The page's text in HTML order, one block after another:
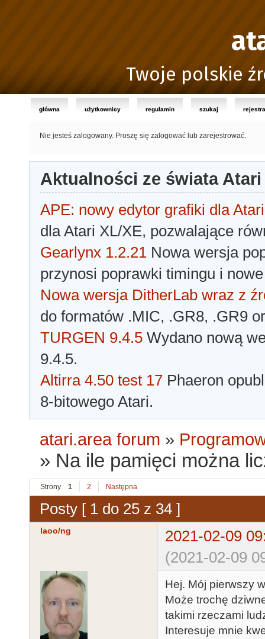
Twoje polskie
główna użytkownicy regulamin szukaj
Nie jesteś zalogowany. Proszę się zalogować lub zarejestrować.
Aktualności ze świata Atari
APE: nowy edytor grafiki dla Atari
dla Atari XL/XE, pozwalające
Gearlynx 1.2.21 Nowa wersja
przynosi poprawki timingu i
Nowa wersja DitherLab wraz z
do formatów .MIC, .GR8, .GR9
TURGEN 9.4.5 Wydano nową
9.4.5.
Altirra 4.50 test 17 Phaeron
8-bitowego Atari.
atari.area forum »
» Na ile pamięci można
Strony 1 2 Następna
Posty [ 1 do 25 z 34 ]
laoo/ng
2021-02-09
(2021-02-09
Hej. Mój pierwszy
Może trochę
takimi rzeczami
Interesuje mnie